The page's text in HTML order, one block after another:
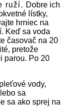
ruží. Dobre ich
lístky,
hrniec na
Keď sa voda
časovač na 20
pretože
parou. Po 20
vody,
sa
sa ako sprej na